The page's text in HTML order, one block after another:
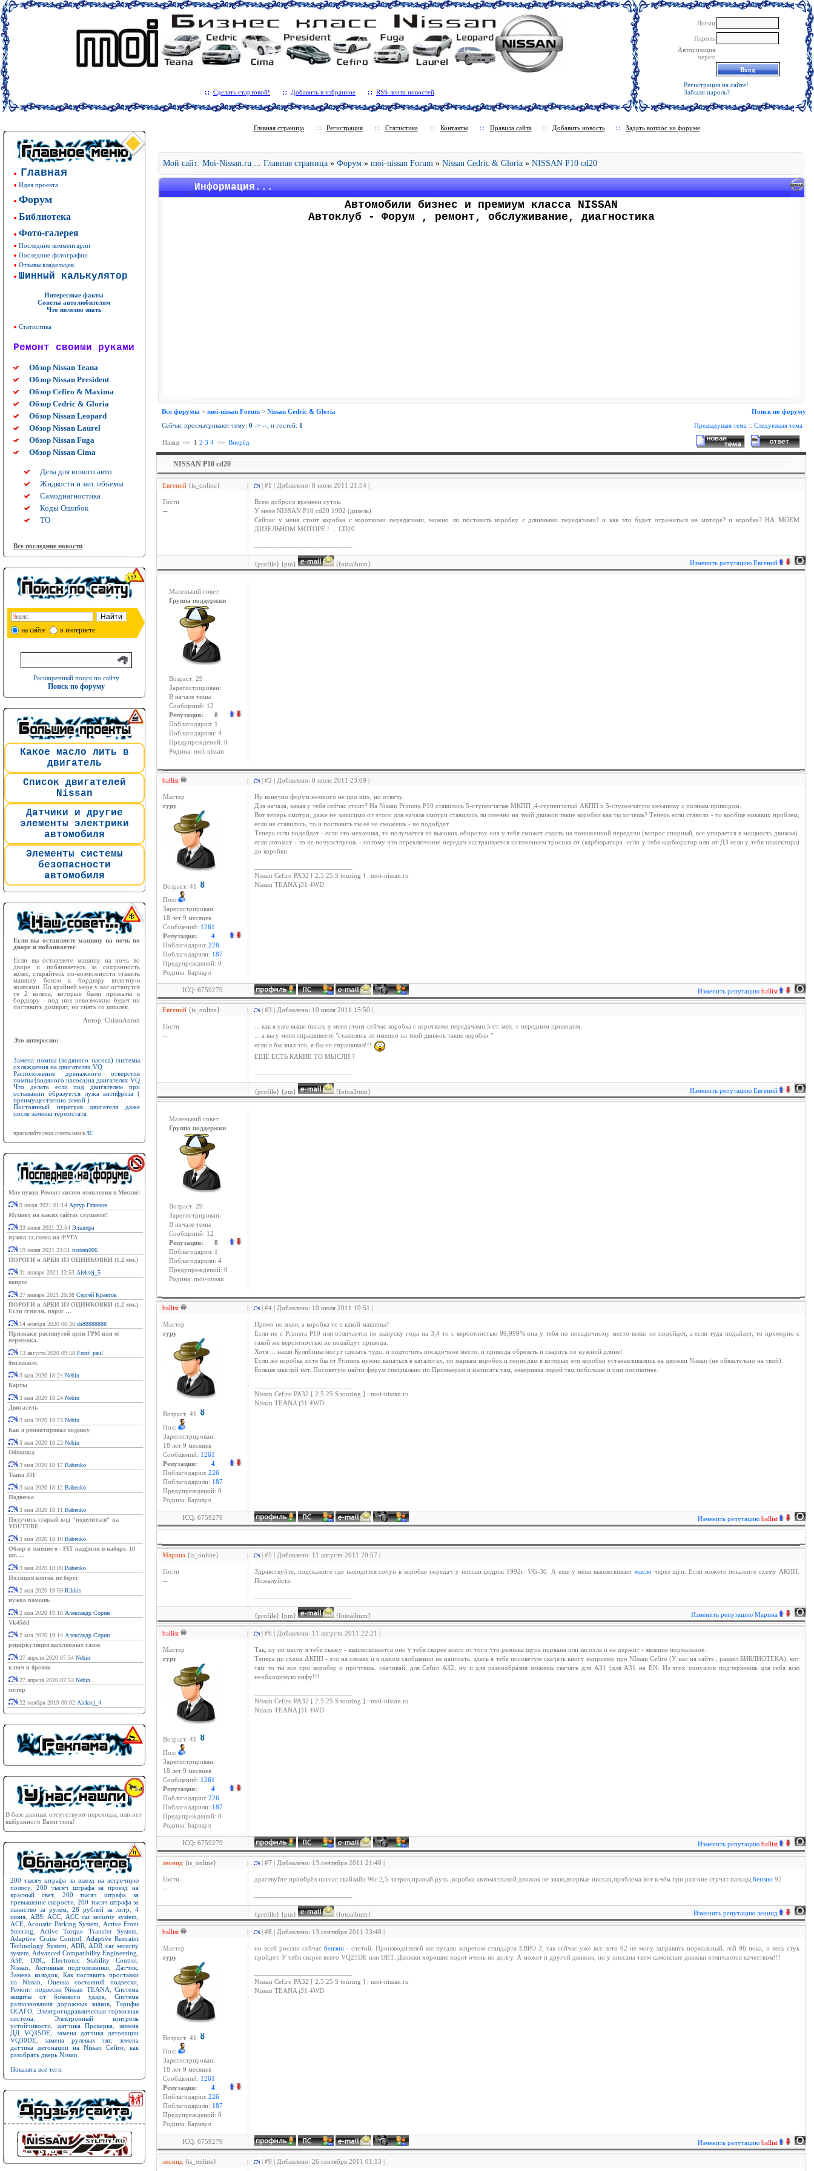
Сделать стартовой! Добавить в избранное RSS-лента новостей
Логин
Пароль
Авторизация
через:
Регистрация на сайте!
Забыли пароль?
Главная
Идея проекта
Форум
Библиотека
Фото-галерея
Последние комментарии
Последние фотографии
Отзывы владельцев
Шинный калькулятор
Интересные факты
Советы автолюбителям
Что полезно знать
Статистика
Ремонт своими руками
Обзор Nissan Teana
Обзор Nissan President
Обзор Cefiro & Maxima
Обзор Cedric & Gloria
Обзор Nissan Leopard
Обзор Nissan Laurel
Обзор Nissan Fuga
Обзор Nissan Cima
Дела для нового авто
Жидкости и зап. объемы
Самодиагностика
Коды Ошибок
ТО
Все последние новости
на сайте в интернете
Расширенный поиск по сайту
Поиск по форуму
Какое масло лить в
двигатель
Список двигателей
Nissan
Датчики и другие
элементы электрики
автомобиля
Элементы системы
безопасности
автомобиля
Если вы оставляете машину на ночь во
дворе и побаиваетес
Если вы оставляете машину на ночь во
дворе и побаиваетесь за сохранность
колес, старайтесь по-возможности ставить
машину боком к бордюру вплотную
колесами. По крайней мере у вас останутся
те 2 колеса, которые были прижаты к
бордюру - под них невозможно будет ни
поставить домкрат, ни снять со шпилек.
Автор: ChistoAnton
Это интересно:
Замена помпы (водяного насоса) системы
охлаждения на двигателях VQ
Расположение дренажного отверстия
помпы (водяного насоса)на двигателях VQ
Что делать если под двигателем при
остывании образуется лужа антифриза (
преимущественно зимой )
Постоянный перегрев двигателя даже
после замены термостата
присылайте свои советы нам в ЛС
Мне нужен Ремонт систем отопления в Москве!
9 июля 2021 01:14 Артур Главнов
Музыку на каких сайтах слушаете?
23 июня 2021 22:54 Эльвира
нужна эл.схема на ФУГА
19 июня 2021 23:51 rustem006
ПОРОГИ и АРКИ ИЗ ОЦИНКОВКИ (1.2 мм.)
31 января 2021 22:53 Aleksej_5
вопрос
27 января 2021 20:38 Сергей Крантов
ПОРОГИ и АРКИ ИЗ ОЦИНКОВКИ (1.2 мм.)
Если сгнили, порог ...
14 ноября 2020 06:36 ds88888888
Признаки растянутой цепи ГРМ или её
перескока.
13 августа 2020 09:58 Frost_paul
бензонасос
3 мая 2020 18:24 Nebin
Карты
3 мая 2020 18:24 Nebin
Двигатель
3 мая 2020 18:23 Nebin
Как я ремонтировал ходовку
3 мая 2020 18:22 Nebin
Обшивка
3 мая 2020 18:17 Babenko
Teana J31
3 мая 2020 18:12 Babenko
Подвеска
3 мая 2020 18:11 Babenko
Получить старый код "поделиться" на
YOUTUBE
3 мая 2020 18:10 Babenko
Обзор и мнение о - FIT надфили в наборе. 10
шт. ...
3 мая 2020 18:09 Babenko
Полиция взяток не берет
2 мая 2020 19:59 Rikkis
нужна помошь
2 мая 2020 19:16 Александр Сорин
Vk45dd
2 мая 2020 19:14 Александр Сорин
рециркуляция выхлопных газов
27 апреля 2020 07:54 Nebin
ключ и брелок
27 апреля 2020 07:53 Nebin
мотор
22 ноября 2019 00:02 Aleksej_4
В базе данных отсутствуют переходы, или нет
выбранного Вами типа!
200 тысяч штрафа за выезд на встречную
полосу, 200 тысяч штрафа за проезд на
красный свет, 200 тысяч штрафа за
превышение скорости ,200 тысяч штрафа за
пьянство за рулем
28 рублей за литр
4
июня
ABS ACC ACC car security system
ACE Acoustic Parking System
Active Front
Steering
Active Torque Transfer System
Adaptive Cruise Control
Adaptive Restraint
Technology System
ADR
ADR car security
system Advanced Compatibility Engineering
ASF, DBC, Electronic Stability Control
Nissan
Активные подголовники Датчик
Замена колодок, Как поставить проставки
на Nissan
Оценка состояний подвески
Ремонт подвески Nissan TEANA
Система
защиты от бокового удара
Система
разпознования дорожных знаков ,Тарифы
ОСАГО
Электрогидравлическая тормозная
система
Электронный контроль
устойчивости
датчика Проверка ,замена
ДД VQ35DE
замена датчика детонации
VQ30DE ,замена рулевых тяг, земена
датчика детонации на Nissan Cefiro
как
разобрать дверь Nissan
Показать все теги
Главная страница Регистрация Статистика Контакты Правила сайта Добавить новость Задать вопрос на форуме
Мой сайт: Moi-Nissan.ru ... Главная страница » Форум » moi-nissan Forum » Nissan Cedric & Gloria » NISSAN P10 cd20
Информация...
Автомобили бизнес и премиум класса NISSAN
Автоклуб - Форум , ремонт, обслуживание, диагностика
Все форумы > moi-nissan Forum > Nissan Cedric & Gloria
Поиск по форуму
Сейчас просматривают тему: 0 -> -- , и гостей: 1 Предыдущая тема :: Следующая тема
Назад << 1 2 3 4 >> Вперёд
NISSAN P10 cd20
Евгений {is_online} | | #1 | Добавлено: 8 июля 2011 21:54 |
Гости
--
Всем доброго времени суток.
У меня NISSAN P10 cd20 1992 (дизель)
Сейчас у меня стоит коробка с короткими передачами, можно ли поставить коробку с длинными передачами? и как это будет отражаться на моторе? и коробке? НА МОЕМ
ДИЗЕЛЬНОМ МОТОРЕ ! ... CD20
{profile} {pm} {fotoalbum} Изменить репутацию Евгений
Маленький совет
Группа поддержки
Возраст: 29
Зарегистрирован:
В начале темы
Сообщений: 12
Репутация: 8
Поблагодарил: 1
Поблагодарили: 4
Предупреждений: 0
Родина: moi-nissan
ballist | | #2 | Добавлено: 8 июля 2011 23:09 |
Мастер
гуру
Возраст: 41
Пол:
Зарегистрирован:
18 лет 9 месяцев
Сообщений: 1261
Репутация: 4
Поблагодарил: 226
Поблагодарили: 187
Предупреждений: 0
Родина: Барнаул
Ну конечно форум немного не про них, но отвечу.
Для начала, какая у тебя сейчас стоит? На Nissan Primera P10 ставились 5-ступенчатые МКПП ,4-ступенчатый АКПП и 5-ступенчатую механику с полным приводом.
Вот теперь смотри, даже не зависимо от этого для начала смотри ставились ли именно на твой движок такие коробки как ты хочешь? Теперь если ставили - то вообще никаких проблем,
если не ставились, то и поставить ты ее не сможешь - не подойдет.
Теперь если подойдет - если это механика, то получается на высоких оборотах она у тебя сможет ездить на пониженной передачи (вопрос спорный, все упирается в мощность движка).
если автомат - то не почувствуешь - потому что переключение передач настраивается натяжением тросика от (карбюратора -если у тебя карбюратор или от ДЗ если у тебя инжектора)
до коробки.
Nissan Cefiro PA32 [ 2.5 25 S touring ] : moi-nissan.ru
Nissan TEANA j31 4WD
ICQ: 6759279 Изменить репутацию ballist
Евгений {is_online} | | #3 | Добавлено: 10 июля 2011 15:50 |
Гости
--
... как я уже выше писал, у меня стоит сейчас коробка с короткими передачами 5 ст. мех. с передним приводом.
... а вы у меня спрашивеете "ставились ли именно на твой движок такие коробки "
если я бы знал это, я бы не спрашивал!!!
ЕЩЕ ЕСТЬ КАКИЕ ТО МЫСЛИ ?
{profile} {pm} {fotoalbum} Изменить репутацию Евгений
Маленький совет
Группа поддержки
Возраст: 29
Зарегистрирован:
В начале темы
Сообщений: 12
Репутация: 8
Поблагодарил: 1
Поблагодарили: 4
Предупреждений: 0
Родина: moi-nissan
ballist | | #4 | Добавлено: 10 июля 2011 19:51 |
Мастер
гуру
Возраст: 41
Пол:
Зарегистрирован:
18 лет 9 месяцев
Сообщений: 1261
Репутация: 4
Поблагодарил: 226
Поблагодарили: 187
Предупреждений: 0
Родина: Барнаул
Прямо не знаю, а коробка то с какой машины?
Если не с Primera P10 или отличается по выпуску года на 3,4 то с вероятностью 99,999% она у тебя по посадочному место всяко не подойдет, а если туда подайдет, то примерно с
такой же вероятностью не подайдут привода.
Хотя ... наши Кулибины могут сделать чудо, и подточить посадочное место, и привода обрезать и сварить по нужной длине!
Если же коробка хотя бы от Primera нужно капаться в каталогах, по маркам коробок и периодам в которых эти коробки устанавливались на движки Nissan (не обязательно на твой).
Больше мыслей нет. Посоветую найти форум специально по Примьерам и написать там, наверняка людей там побольше и они поопытнее.
Nissan Cefiro PA32 [ 2.5 25 S touring ] : moi-nissan.ru
Nissan TEANA j31 4WD
ICQ: 6759279 Изменить репутацию ballist
Марина {is_online} | | #5 | Добавлено: 11 августа 2011 20:57 |
Гости
--
Здравствуйте, подскажите где находится сопун в коробке передач у ниссан цедрик 1992г. VG-30. А еще у меня выплескиваетмасло через щуп. Если можете покажите схему АКПП.
Пожалуйста.
{profile} {pm} {fotoalbum} Изменить репутацию Марина
ballist | | #6 | Добавлено: 11 августа 2011 22:21 |
Мастер
гуру
Возраст: 41
Пол:
Зарегистрирован:
18 лет 9 месяцев
Сообщений: 1261
Репутация: 4
Поблагодарил: 226
Поблагодарили: 187
Предупреждений: 0
Родина: Барнаул
Так, ну по маслу я тебе скажу - выплескивается оно у тебя скорее всего от того что резинка щупа порвана или засохла и не держит - явление нормальное.
Теперь по схема АКПП - это на словах и в одном саобщении не написать, здесь я тебе посоветую скачать книгу например про NIssan Cefiro (У нас на сайте , раздел БИБЛИОТЕКА), вот
там то ты все про коробку и прочтешь. скачивай, для Cefiro A32, ну и для разнообразия можешь скачать для А31 (для А31 на EN. Из этих мануалов подчеркнешь для себя всю
необходимую инфу!!!
Nissan Cefiro PA32 [ 2.5 25 S touring ] : moi-nissan.ru
Nissan TEANA j31 4WD
ICQ: 6759279 Изменить репутацию ballist
леонид {is_online} | | #7 | Добавлено: 13 сентября 2011 21:48 |
Гости
--
драствуйте приобрёл ниссас скайлайн 96г.2,5 литров,правый руль ,коробка автомат,какой движок не знаю,впервые ниссан,проблема вот в чём при разгоне стучат пальцы, бензин 92
{profile} {pm} {fotoalbum} Изменить репутацию леонид
ballist | | #8 | Добавлено: 13 сентября 2011 23:48 |
Мастер
гуру
Возраст: 41
Пол:
Зарегистрирован:
18 лет 9 месяцев
Сообщений: 1261
Репутация: 4
Поблагодарил: 226
Поблагодарили: 187
Предупреждений: 0
Родина: Барнаул
по всей россии сейчас бензин - отстой. Производителей же пугали запретом стандарта ЕВРО 2, так сейчас уже все лето 92 не могу заправить нормальный. лей 96 пока, и весь стук
пройдет. У тебя скорее всего VQ25DE или DET. Движки хорошие ходят очень по долгу. А может и другой движок, но у ниссана твим камовские движки отличаются качеством!!!
Nissan Cefiro PA32 [ 2.5 25 S touring ] : moi-nissan.ru
Nissan TEANA j31 4WD
ICQ: 6759279 Изменить репутацию ballist
леонид {is_online} | | #9 | Добавлено: 26 сентября 2011 01:13 |